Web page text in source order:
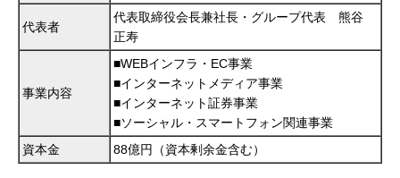
代表者
代表取締役会長兼社長・グループ代表 熊谷
正寿
事業内容
■WEBインフラ・EC事業
■インターネットメディア事業
■インターネット証券事業
■ソーシャル・スマートフォン関連事業
資本金
88億円（資本剰余金含む）